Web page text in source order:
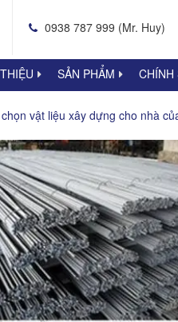
0938 787 999 (Mr. Huy)
SẢN PHẨM CHÍNH
vật liệu xây dựng cho nhà